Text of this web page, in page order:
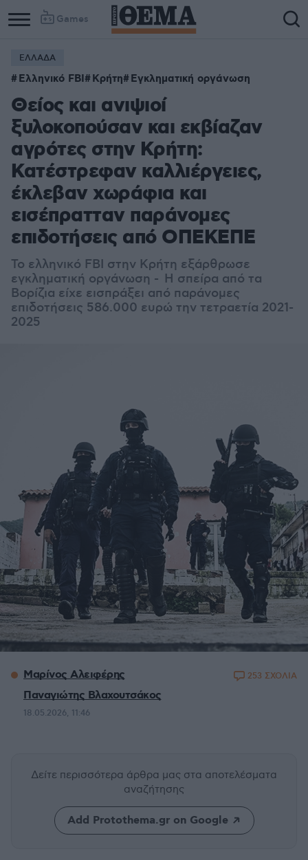
Games
ΕΛΛΑΔΑ
Ελληνικό FBI Κρήτη Εγκληματική οργάνωση
Θείος και ανιψιοί
ξυλοκοπούσαν και εκβίαζαν
αγρότες στην Κρήτη:
Κατέστρεφαν καλλιέργειες,
έκλεβαν χωράφια και
εισέπρατταν παράνομες
επιδοτήσεις από ΟΠΕΚΕΠΕ
Το ελληνικό FBI στην Κρήτη εξάρθρωσε
εγκληματική οργάνωση - Η σπείρα από τα
Βορίζια είχε εισπράξει από παράνομες
επιδοτήσεις 586.000 ευρώ την τετραετία 2021-
2025
Μαρίνος Αλειφέρης
Παναγιώτης Βλαχουτσάκος
18.05.2026, 11:46
253 ΣΧΟΛΙΑ
Δείτε περισσότερα άρθρα μας στα αποτελέσματα
αναζήτησης
Add Protothema.gr on Google